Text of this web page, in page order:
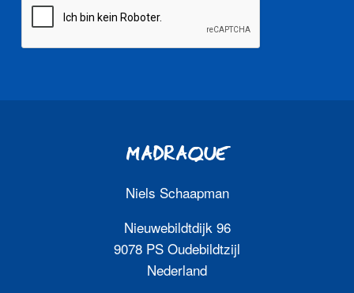
MADRAQUE
Niels Schaapman
Nieuwebildtdijk 96
9078 PS Oudebildtzijl
Nederland